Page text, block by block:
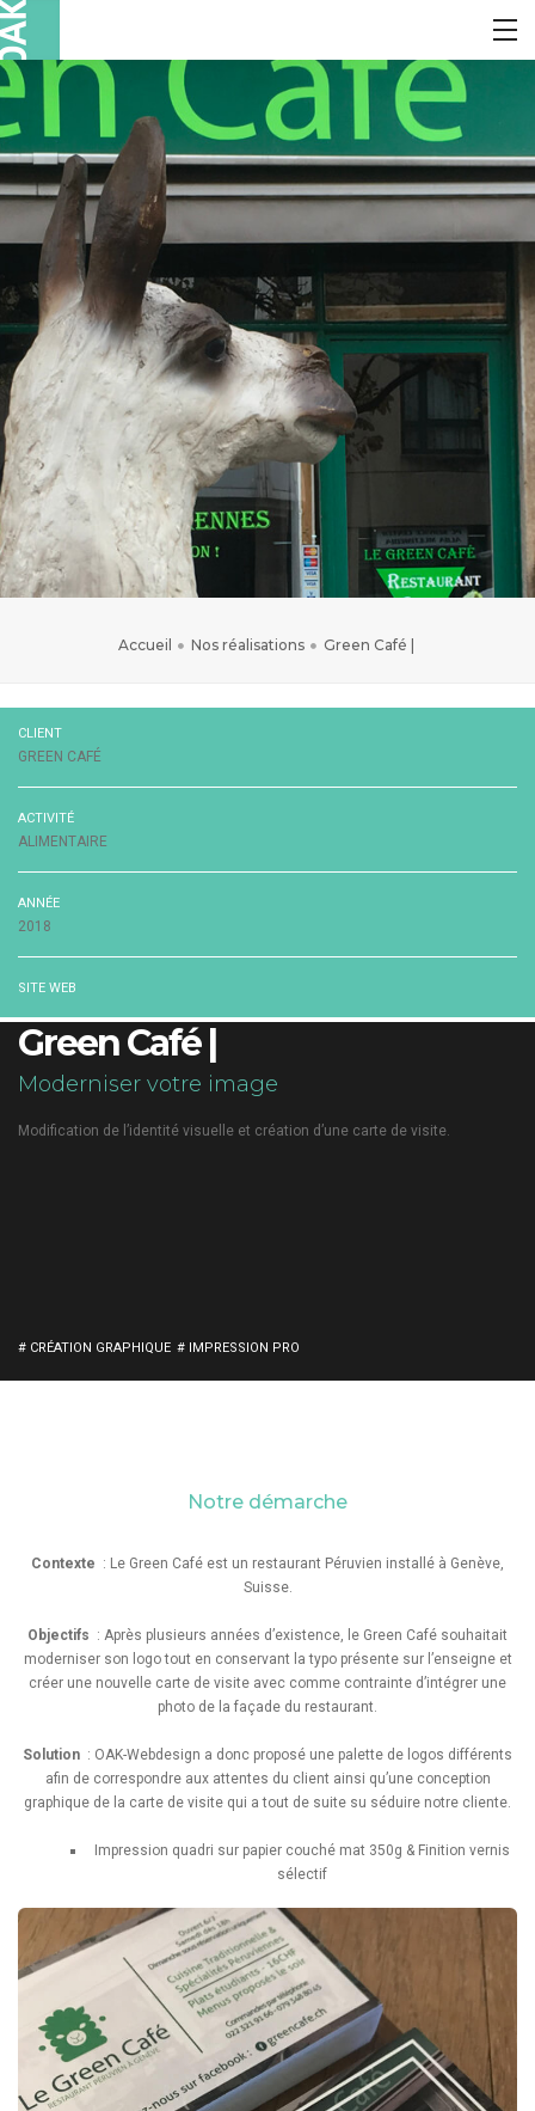
Accueil Nos réalisations Green Café |
CLIENT
GREEN CAFÉ
ACTIVITÉ
ALIMENTAIRE
ANNÉE
2018
SITE WEB
Green Café |
Moderniser votre image
Modification de l’identité visuelle et création d’une carte de visite.
# CRÉATION GRAPHIQUE # IMPRESSION PRO
Notre démarche
Contexte : Le Green Café est un restaurant Péruvien installé à Genève,
Suisse.
Objectifs : Après plusieurs années d’existence, le Green Café souhaitait
moderniser son logo tout en conservant la typo présente sur l’enseigne et
créer une nouvelle carte de visite avec comme contrainte d’intégrer une
photo de la façade du restaurant.
Solution : OAK-Webdesign a donc proposé une palette de logos différents
afin de correspondre aux attentes du client ainsi qu’une conception
graphique de la carte de visite qui a tout de suite su séduire notre cliente.
Impression quadri sur papier couché mat 350g & Finition vernis
sélectif